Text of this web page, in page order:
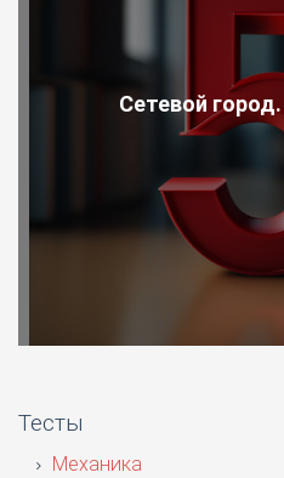
Сетевой
Тесты
Механика